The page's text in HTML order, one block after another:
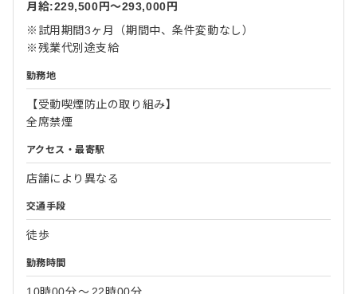
月給:229,500円〜293,000円
※試用期間3ヶ月（期間中、条件変動なし）
※残業代別途支給
勤務地
【受動喫煙防止の取り組み】
全席禁煙
アクセス・最寄駅
店舗により異なる
交通手段
徒歩
勤務時間